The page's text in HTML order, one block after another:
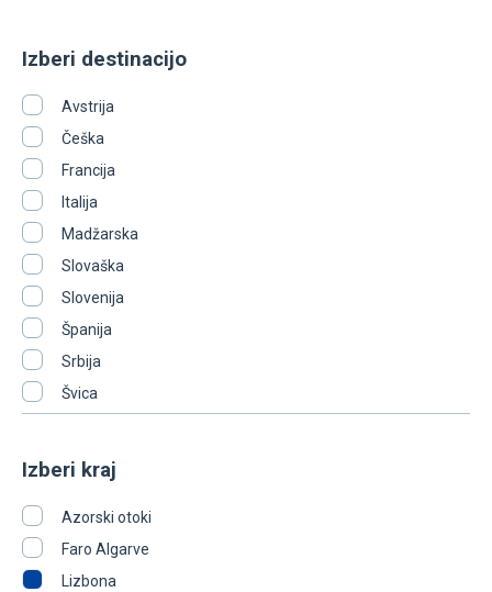
Izberi destinacijo
Avstrija
Češka
Francija
Italija
Madžarska
Slovaška
Slovenija
Španija
Srbija
Švica
Izberi kraj
Azorski otoki
Faro Algarve
Lizbona